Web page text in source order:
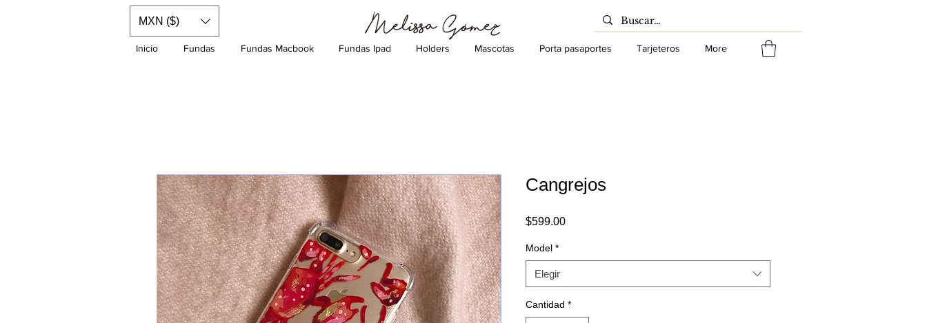
Inicio Fundas Fundas Macbook Fundas Ipad Holders Mascotas Porta pasaportes Tarjeteros More
MXN ($)
Cangrejos
$599.00Precio
Model *
Elegir
Cantidad *